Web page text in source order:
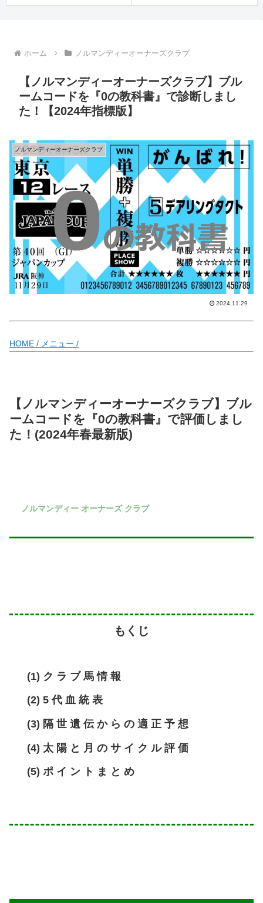
ホーム ノルマンディーオーナーズクラブ
【ノルマンディーオーナーズクラブ】ブル
ームコードを『0の教科書』で診断しまし
た！【2024年指標版】
ノルマンディーオーナーズクラブ
2024.11.29
HOME / メニュー /
【ノルマンディーオーナーズクラブ】ブル
ームコードを『0の教科書』で評価しまし
た！(2024年春最新版)
ノルマンディー オーナーズ クラブ
もくじ
(1) ク ラ ブ 馬 情 報
(2) 5 代 血 統 表
(3) 隔 世 遺 伝 か ら の 適 正 予 想
(4) 太 陽 と 月 の サ イ ク ル 評 価
(5) ポ イ ン ト ま と め